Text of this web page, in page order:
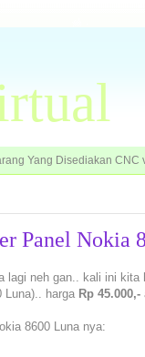
Yang Disediakan CNC
Panel Nokia
lagi neh gan.. kali ini
Luna).. harga Rp 45.000,-
8600 Luna nya: